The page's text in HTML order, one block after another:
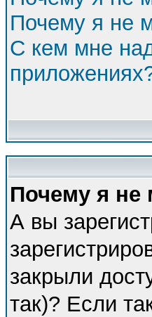
Почему я не
С кем мне
Почему я не
А вы
закрыли
так)? Если